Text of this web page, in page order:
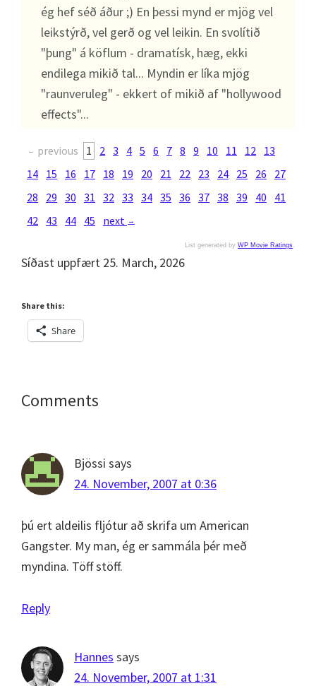
ég hef séð áður ;) En þessi mynd er mjög vel
leikstýrð, vel gerð og vel leikin. En svolítið
"þung" á köflum - dramatísk, hæg, ekki
endilega mikið tal... Myndin er líka mjög
"raunveruleg" - ekkert of mikið af "hollywood
effects"...
← previous 1 2 3 4 5 6 7 8 9 10 11 12 13
14 15 16 17 18 19 20 21 22 23 24 25 26
27
28
29 30 31 32 33 34 35 36 37 38 39 40
41
42 43 44 45 next →
List generated by WP Movie Ratings.
Síðast uppfært 25. March, 2026
Share this:
Share
Reader
Comments
Bjössi says
24. November, 2007 at 0:36
þú ert aldeilis fljótur að skrifa um American
Gangster. My man, ég er sammála þér með
myndina. Töff stöff.
Reply
Hannes says
24. November, 2007 at 1:31